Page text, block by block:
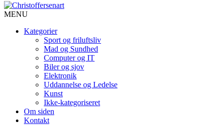
MENU
Kategorier
Sport og friluftsliv
Mad og Sundhed
Computer og IT
Biler og sjov
Elektronik
Uddannelse og Ledelse
Kunst
Ikke-kategoriseret
Om siden
Kontakt